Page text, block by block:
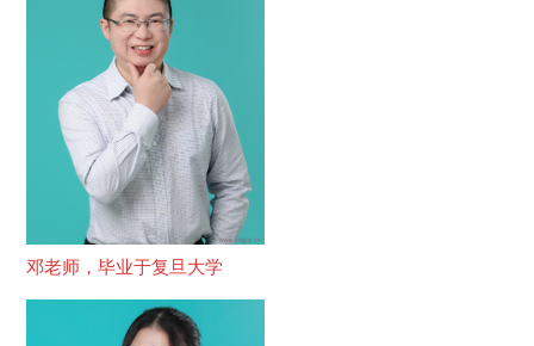
邓老师，毕业于复旦大学